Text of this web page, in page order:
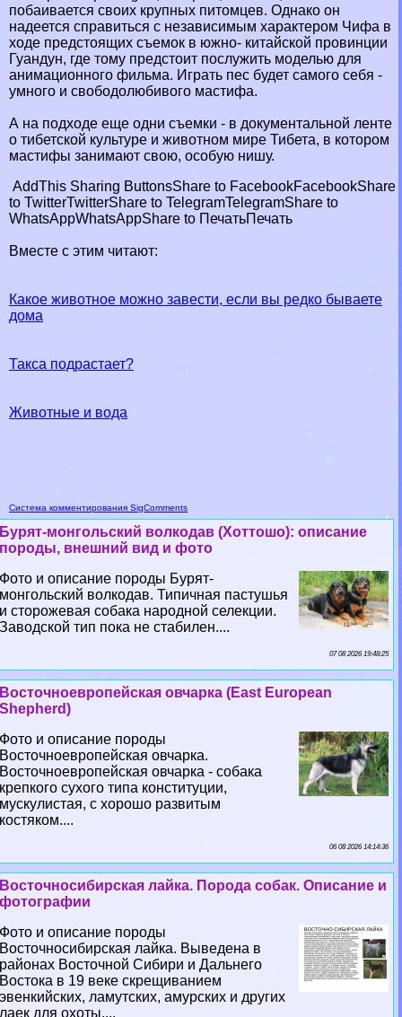
побаивается своих крупных питомцев. Однако он
надеется справиться с независимым хаpaктером Чифа в
ходе предстоящих съемок в южно- китайской провинции
Гуандун, где тому предстоит послужить моделью для
анимационного фильма. Играть пес будет самого себя -
умного и свободолюбивого мастифа.
А на подходе еще одни съемки - в документальной ленте
о тибетской культуре и животном мире Тибета, в котором
мастифы занимают свою, особую нишу.
AddThis Sharing ButtonsShare to FacebookFacebookShare
to TwitterTwitterShare to TelegramTelegramShare to
WhatsAppWhatsAppShare to ПечатьПечать
Вместе с этим читают:
Какое животное можно завести, если вы редко бываете
дома
Такса подрастает?
Животные и вода
Система комментирования SigComments
Бурят-монгольский волкодав (Хоттошо): описание
породы, внешний вид и фото
Фото и описание породы Бурят-
монгольский волкодав. Типичная пастушья
и сторожевая собака народной селекции.
Заводской тип пока не стабилен....
07 08 2026 19:48:25
Восточноевропейская овчарка (East European
Shepherd)
Фото и описание породы
Восточноевропейская овчарка.
Восточноевропейская овчарка - собака
крепкого сухого типа конституции,
мускулистая, с хорошо развитым
костяком....
06 08 2026 14:14:36
Восточносибирская лайка. Порода собак. Описание и
фотографии
Фото и описание породы
Восточносибирская лайка. Выведена в
районах Восточной Сибири и Дальнего
Востока в 19 веке скрещиванием
эвенкийских, ламутских, амурских и других
лаек для охоты....